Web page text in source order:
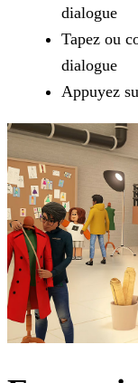
dialogue
Tapez ou
dialogue
Appuyez